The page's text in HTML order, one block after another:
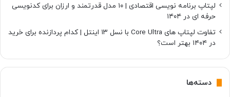
لپتاپ برنامه نویسی اقتصادی | ۱۰ مدل قدرتمند و ارزان برای کدنویسی
حرفه ای در ۱۴۰۴
تفاوت لپتاپ های Core Ultra با نسل ۱۳ اینتل | کدام پردازنده برای خرید
در ۱۴۰۴ بهتر است؟
دسته‌ها